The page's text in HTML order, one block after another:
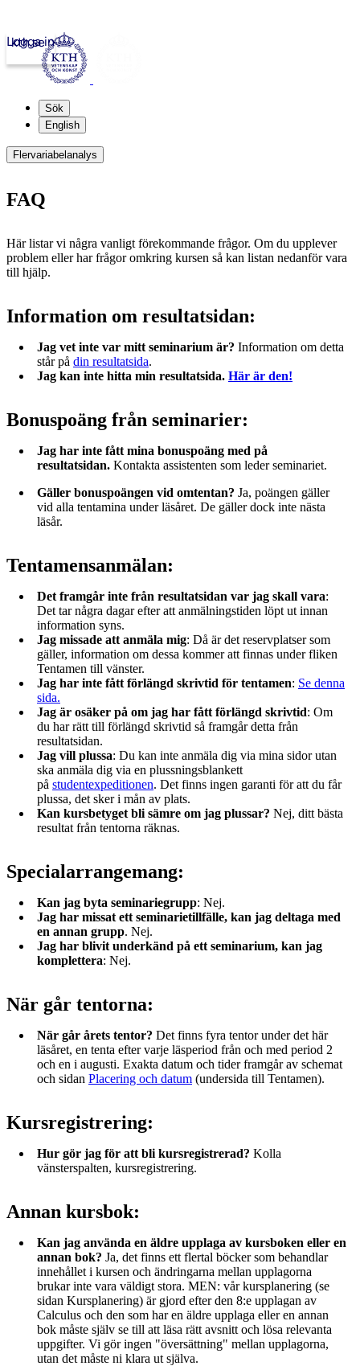
kth.se
Logga in
Sök
English
Flervariabelanalys
FAQ
Här listar vi några vanligt förekommande frågor. Om du upplever
problem eller har frågor omkring kursen så kan listan nedanför vara
till hjälp.
Information om resultatsidan:
Jag vet inte var mitt seminarium är? Information om detta
står på din resultatsida.
Jag kan inte hitta min resultatsida. Här är den!
Bonuspoäng från seminarier:
Jag har inte fått mina bonuspoäng med på
resultatsidan. Kontakta assistenten som leder seminariet.
Gäller bonuspoängen vid omtentan? Ja, poängen gäller
vid alla tentamina under läsåret. De gäller dock inte nästa
läsår.
Tentamensanmälan:
Det framgår inte från resultatsidan var jag skall vara:
Det tar några dagar efter att anmälningstiden löpt ut innan
information syns.
Jag missade att anmäla mig: Då är det reservplatser som
gäller, information om dessa kommer att finnas under fliken
Tentamen till vänster.
Jag har inte fått förlängd skrivtid för tentamen: Se denna
sida.
Jag är osäker på om jag har fått förlängd skrivtid: Om
du har rätt till förlängd skrivtid så framgår detta från
resultatsidan.
Jag vill plussa: Du kan inte anmäla dig via mina sidor utan
ska anmäla dig via en plussningsblankett
på studentexpeditionen. Det finns ingen garanti för att du får
plussa, det sker i mån av plats.
Kan kursbetyget bli sämre om jag plussar? Nej, ditt bästa
resultat från tentorna räknas.
Specialarrangemang:
Kan jag byta seminariegrupp: Nej.
Jag har missat ett seminarietillfälle, kan jag deltaga med
en annan grupp. Nej.
Jag har blivit underkänd på ett seminarium, kan jag
komplettera: Nej.
När går tentorna:
När går årets tentor? Det finns fyra tentor under det här
läsåret, en tenta efter varje läsperiod från och med period 2
och en i augusti. Exakta datum och tider framgår av schemat
och sidan Placering och datum (undersida till Tentamen).
Kursregistrering:
Hur gör jag för att bli kursregistrerad? Kolla
vänsterspalten, kursregistrering.
Annan kursbok:
Kan jag använda en äldre upplaga av kursboken eller en
annan bok? Ja, det finns ett flertal böcker som behandlar
innehållet i kursen och ändringarna mellan upplagorna
brukar inte vara väldigt stora. MEN: vår kursplanering (se
sidan Kursplanering) är gjord efter den 8:e upplagan av
Calculus och den som har en äldre upplaga eller en annan
bok måste själv se till att läsa rätt avsnitt och lösa relevanta
uppgifter. Vi gör ingen "översättning" mellan upplagorna,
utan det måste ni klara ut själva.